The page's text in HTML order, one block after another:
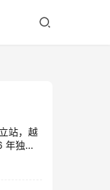
站，越
年独立
“卷死